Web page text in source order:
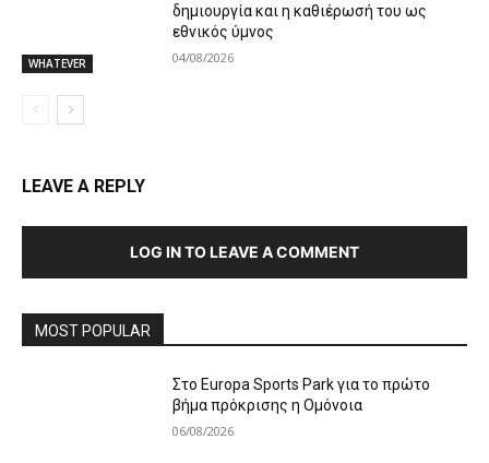
WHATEVER
δημιουργία και η καθιέρωσή του ως
εθνικός ύμνος
04/08/2026
LEAVE A REPLY
LOG IN TO LEAVE A COMMENT
MOST POPULAR
Στο Europa Sports Park για το πρώτο
βήμα πρόκρισης η Ομόνοια
06/08/2026